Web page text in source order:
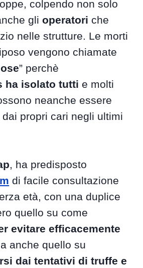
colpendo non solo
glioperatori che
nelle strutture. Le morti
vengono chiamate
” perchè
ha isolato tutti e molti
neanche essere
propri cari negli ultimi
, ha predisposto
di facile consultazione
età, con una duplice
quello su come
evitare efficacemente
anche quello su
dai tentativi di truffe e